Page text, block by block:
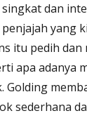
dan
penjajah yang
itu pedih dan
apa adanya
Golding
sederhana